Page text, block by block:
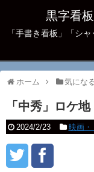
黒字看
「手書き看板」「シ
ホーム 気にな
「中秀」ロケ
2024/2/23 映画・